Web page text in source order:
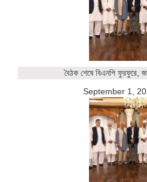
বৈঠক শেষে বিএনপি ফুরফুরে,
September 1,